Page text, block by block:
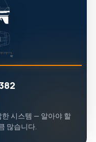
시스템 — 알아야 할
많습니다.